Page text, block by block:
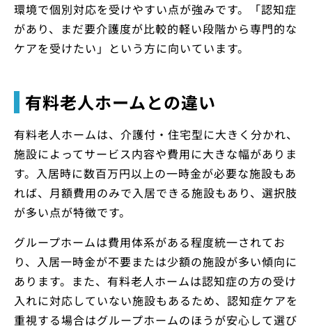
環境で個別対応を受けやすい点が強みです。「認知症
があり、まだ要介護度が比較的軽い段階から専門的な
ケアを受けたい」という方に向いています。
有料老人ホームとの違い
有料老人ホームは、介護付・住宅型に大きく分かれ、
施設によってサービス内容や費用に大きな幅がありま
す。入居時に数百万円以上の一時金が必要な施設もあ
れば、月額費用のみで入居できる施設もあり、選択肢
が多い点が特徴です。
グループホームは費用体系がある程度統一されてお
り、入居一時金が不要または少額の施設が多い傾向に
あります。また、有料老人ホームは認知症の方の受け
入れに対応していない施設もあるため、認知症ケアを
重視する場合はグループホームのほうが安心して選び